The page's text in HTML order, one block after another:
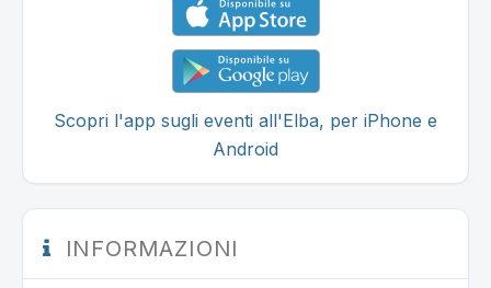
Scopri l'app sugli eventi all'Elba, per iPhone e
Android
INFORMAZIONI